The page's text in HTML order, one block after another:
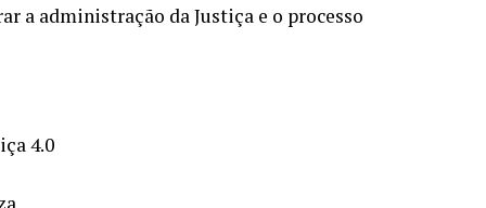
a administração da Justiça e o processo
4.0